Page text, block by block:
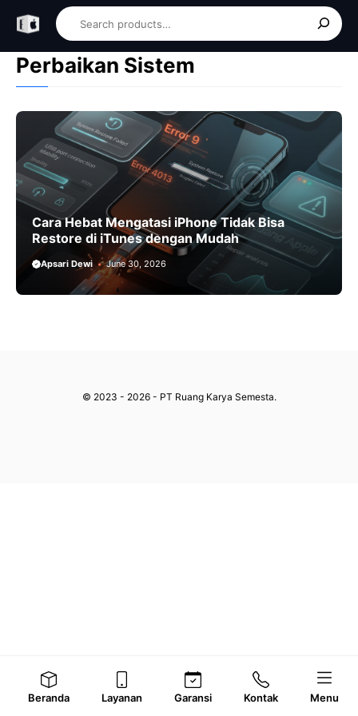
content
Perbaikan Sistem
Cara Hebat Mengatasi iPhone Tidak Bisa
Restore di iTunes dengan Mudah
Apsari Dewi June 30, 2026
© 2023 - 2026 - PT Ruang Karya Semesta.
Beranda Layanan Garansi Kontak Menu